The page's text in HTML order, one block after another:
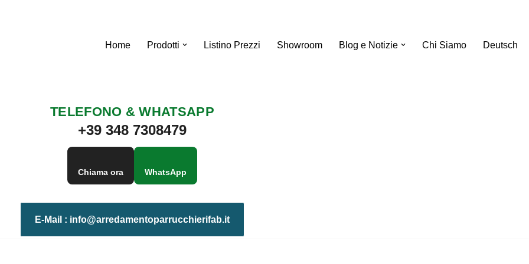
Home Prodotti Listino Prezzi Showroom Blog e Notizie Chi Siamo Deutsch
TELEFONO & WHATSAPP
+39 348 7308479
Chiama ora WhatsApp
E-Mail : info@arredamentoparrucchierifab.it